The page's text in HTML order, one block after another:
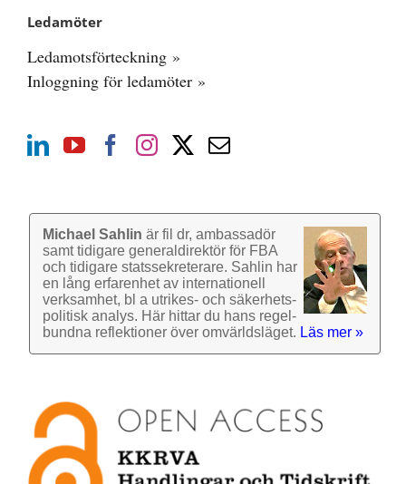
Ledamöter
Ledamotsförteckning »
Inloggning för ledamöter »
Michael Sahlin är fil dr, ambassadör
samt tidigare general­direktör för FBA
och tidigare stats­sekre­terare. Sahlin har
en lång erfarenhet av inter­nationell
verk­samhet, bl a utrikes- och säkerhets­
politisk analys. Här hittar du hans regel­
bundna reflek­tioner över omvärlds­läget. Läs mer »